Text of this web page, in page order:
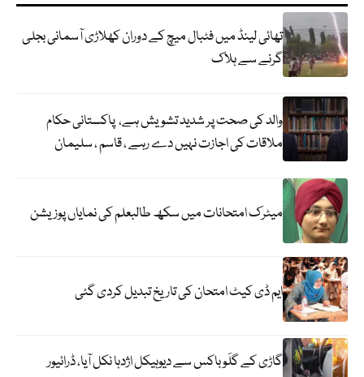
تھائی لینڈ میں فٹبال میچ کے دوران کھلاڑی آسمانی بجلی
گرنے سے ہلاک
والد کی صحت پر شدید تشویش ہے، پاکستانی حکام
ملاقات کی اجازت نہیں دے رہے ، قاسم ، سلیمان
میٹرک امتحانات میں سکھ طالبعلم کی نمایاں پوزیشن
ایم ڈی کیٹ امتحان کی تاریخ تبدیل کردی گئی
گاڑی کے گلَو باکس سے دیوہیکل اژدہا نکل آیا، ڈرائیور